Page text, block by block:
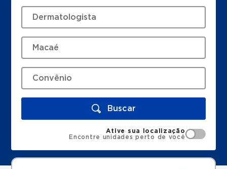
Buscar
Ative sua localização
Encontre unidades perto de você